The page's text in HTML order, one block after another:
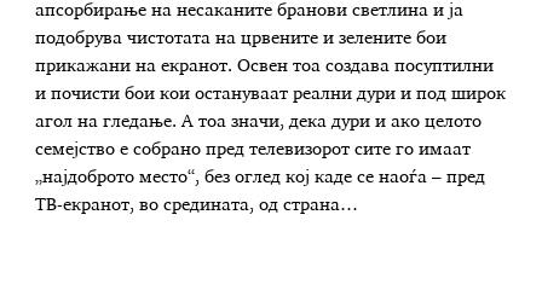
апсорбирање на несаканите бранови светлина и ја
подобрува чистотата на црвените и зелените бои
прикажани на екранот. Освен тоа создава посуптилни
и почисти бои кои остануваат реални дури и под широк
агол на гледање. А тоа значи, дека дури и ако целото
семејство е собрано пред телевизорот сите го имаат
„најдоброто место“, без оглед кој каде се наоѓа – пред
ТВ-екранот, во средината, од страна…